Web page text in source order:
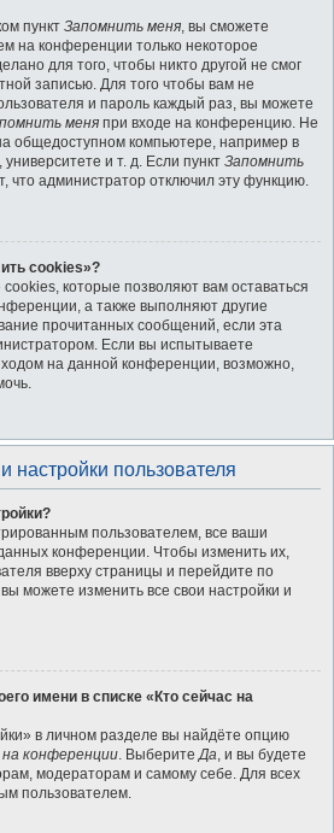
пункт Запомнить меня, вы сможете
на конференции только некоторое
для того, чтобы никто другой не смог
записью. Для того чтобы вам не
и пароль каждый раз, вы можете
меня при входе на конференцию. Не
общедоступном компьютере, например в
и т. д. Если пункт Запомнить
что администратор отключил эту функцию.
cookies»?
которые позволяют вам оставаться
а также выполняют другие
прочитанных сообщений, если эта
Если вы испытываете
на данной конференции, возможно,
настройки пользователя
пользователем, все ваши
конференции. Чтобы изменить их,
вверху страницы и перейдите по
можете изменить все свои настройки и
имени в списке «Кто сейчас на
в личном разделе вы найдёте опцию
конференции. ВыберитеДа, и вы будете
модераторам и самому себе. Для всех
пользователем.